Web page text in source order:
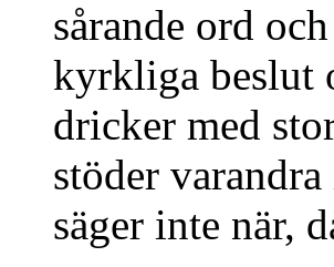
sårande ord
kyrkliga beslut
dricker med
stöder
säger inte när,